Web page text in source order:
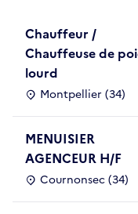
Chauffeur /
Chauffeuse de
lourd
Montpellier (34)
MENUISIER
AGENCEUR H/F
Cournonsec (34)